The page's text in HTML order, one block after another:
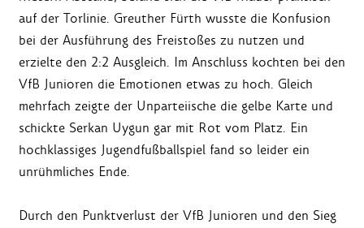
auf der Torlinie. Greuther Fürth wusste die Konfusion
bei der Ausführung des Freistoßes zu nutzen und
erzielte den 2:2 Ausgleich. Im Anschluss kochten bei den
VfB Junioren die Emotionen etwas zu hoch. Gleich
mehrfach zeigte der Unparteiische die gelbe Karte und
schickte Serkan Uygun gar mit Rot vom Platz. Ein
hochklassiges Jugendfußballspiel fand so leider ein
unrühmliches Ende.
Durch den Punktverlust der VfB Junioren und den Sieg